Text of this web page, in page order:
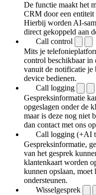
De functie maakt het
CRM door een entiteit
Hierbij worden AI-
direct gekoppeld aan
Call control
Mits je
control beschikbaar
vanuit de notificatie je
device bedienen.
Call logging
Gespreksinformatie
opgeslagen onder de
maar is deze nog niet
dan contact met ons
Call logging (+AI
Gespreksinformatie,
van het gesprek
klantenkaart worden
kunnen opslaan,
ondersteunen.
Wisselgesprek